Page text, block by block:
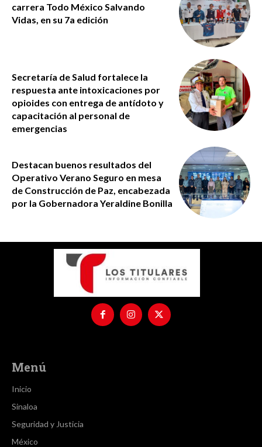
carrera Todo México Salvando
Vidas, en su 7a edición
Secretaría de Salud fortalece la
respuesta ante intoxicaciones por
opioides con entrega de antídoto y
capacitación al personal de
emergencias
Destacan buenos resultados del
Operativo Verano Seguro en mesa
de Construcción de Paz, encabezada
por la Gobernadora Yeraldine Bonilla
Menú
Inicio
Sinaloa
Seguridad y Justicia
México